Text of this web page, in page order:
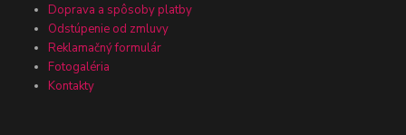
Doprava a spôsoby platby
Odstúpenie od zmluvy
Reklamačný formulár
Fotogaléria
Kontakty